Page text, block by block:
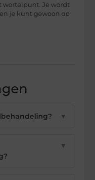
wortelpunt. Je wordt
je kunt gewoon op
▼
▼